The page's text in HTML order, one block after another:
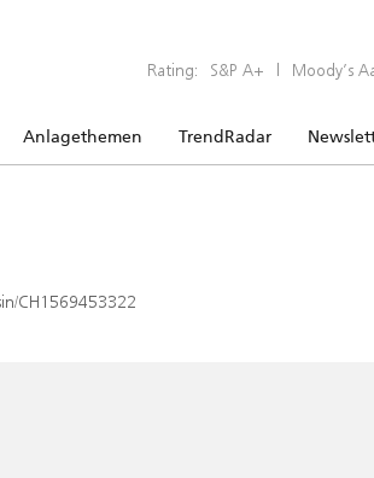
Rating: S&P A+ | Moody’s
Anlagethemen TrendRadar
CH1569453322